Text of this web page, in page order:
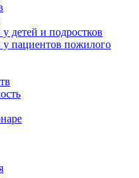
детей и подростков
у пациентов пожилого